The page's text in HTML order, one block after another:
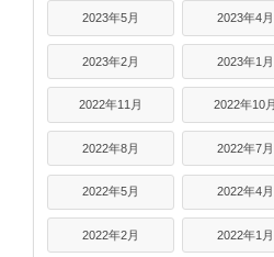
2023年5月 2023年4月
2023年2月 2023年1月
2022年11月 2022年10月
2022年8月 2022年7月
2022年5月 2022年4月
2022年2月 2022年1月